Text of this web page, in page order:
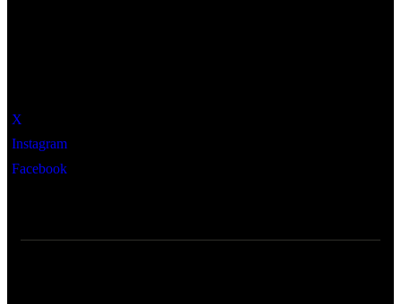
X
Instagram
Facebook